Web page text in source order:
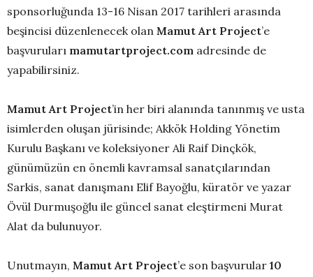
sponsorluğunda 13-16 Nisan 2017 tarihleri arasında
beşincisi düzenlenecek olan Mamut Art Project’e
başvuruları mamutartproject.com adresinde de
yapabilirsiniz.
Mamut Art Project’in her biri alanında tanınmış ve usta
isimlerden oluşan jürisinde; Akkök Holding Yönetim
Kurulu Başkanı ve koleksiyoner Ali Raif Dinçkök,
günümüzün en önemli kavramsal sanatçılarından
Sarkis, sanat danışmanı Elif Bayoğlu, küratör ve yazar
Övül Durmuşoğlu ile güncel sanat eleştirmeni Murat
Alat da bulunuyor.
Unutmayın, Mamut Art Project’e son başvurular 10